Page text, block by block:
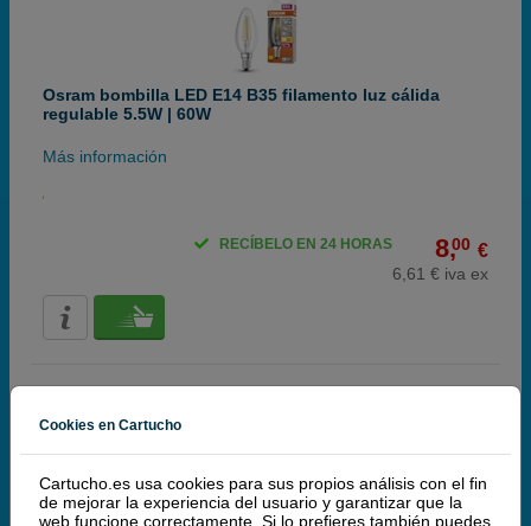
Osram bombilla LED E14 B35 filamento luz cálida
regulable 5.5W | 60W
Más información
8,00 €
6,61 € iva ex
RECÍBELO EN 24 HORAS
Osram bombilla LED E14 B35 filamento luz fría 3.4W |
Cookies en Cartucho
Cartucho.es usa cookies para sus propios análisis con el fin
de mejorar la experiencia del usuario y garantizar que la
web funcione correctamente. Si lo prefieres también puedes